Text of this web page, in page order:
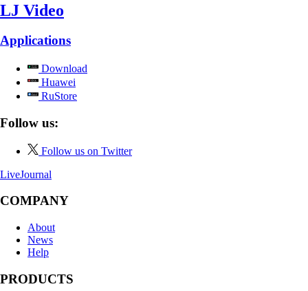
LJ Video
Applications
Download
Huawei
RuStore
Follow us:
Follow us on Twitter
LiveJournal
COMPANY
About
News
Help
PRODUCTS